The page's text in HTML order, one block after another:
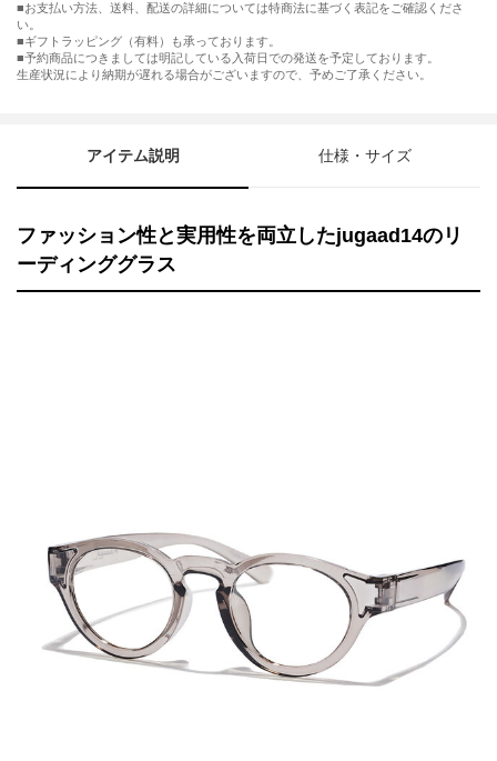
■お支払い方法、送料、配送の詳細については特商法に基づく表記をご確認くださ
い。
■ギフトラッピング（有料）も承っております。
■予約商品につきましては明記している入荷日での発送を予定しております。
生産状況により納期が遅れる場合がございますので、予めご了承ください。
アイテム説明 仕様・サイズ
ファッション性と実用性を両立したjugaad14のリ
ーディンググラス